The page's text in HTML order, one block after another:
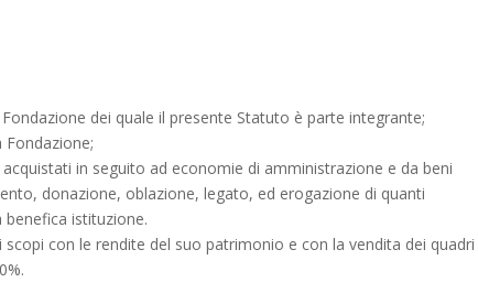
dei quale il presente Statuto è parte integrante;
in seguito ad economie di amministrazione e da beni
donazione, oblazione, legato, ed erogazione di quanti
istituzione.
con le rendite del suo patrimonio e con la vendita dei quadri